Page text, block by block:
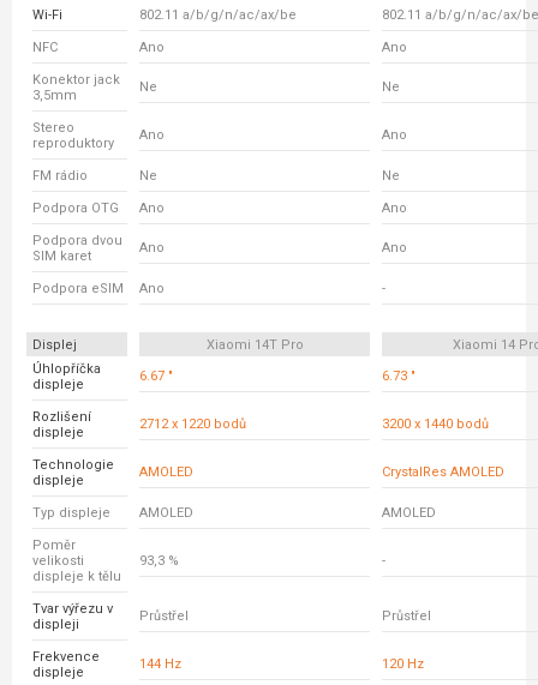
Wi-Fi 802.11 a/b/g/n/ac/ax/be 802.11 a/b/g/n/ac/ax/be
NFC Ano Ano
Konektor jack
3,5mm
Ne Ne
Stereo
reproduktory
Ano Ano
FM rádio Ne Ne
Podpora OTG Ano Ano
Podpora dvou
SIM karet
Ano Ano
Podpora eSIM Ano -
Displej Xiaomi 14T Pro
Xiaomi 14
Úhlopříčka
displeje
6.67 " 6.73 "
Rozlišení
displeje
2712 x 1220 bodů 3200 x 1440 bodů
Technologie
displeje
AMOLED CrystalRes AMOLED
Typ displeje AMOLED AMOLED
Poměr
velikosti
displeje k tělu
93,3 % -
Tvar výřezu v
displeji
Průstřel Průstřel
Frekvence
displeje
144 Hz 120 Hz